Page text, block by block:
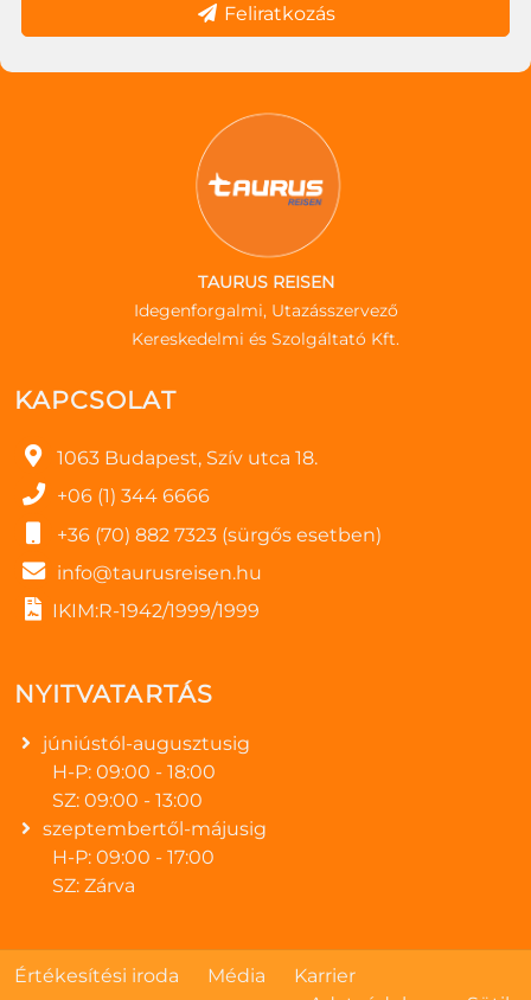
Feliratkozás
TAURUS REISEN
Idegenforgalmi, Utazásszervező
Kereskedelmi és Szolgáltató Kft.
KAPCSOLAT
1063 Budapest, Szív utca 18.
+06 (1) 344 6666
+36 (70) 882 7323 (sürgős esetben)
info@taurusreisen.hu
IKIM:R-1942/1999/1999
NYITVATARTÁS
júniústól-augusztusig
H-P: 09:00 - 18:00
SZ: 09:00 - 13:00
szeptembertől-májusig
H-P: 09:00 - 17:00
SZ: Zárva
Értékesítési iroda Média
Karrier